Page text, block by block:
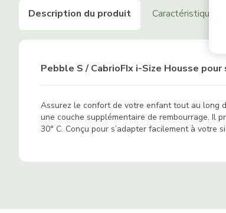
Description du produit
Pebble S / CabrioFIx i-Size Housse
Assurez le confort de votre enfant tout au long
une couche supplémentaire de rembourrage. Il
30° C. Conçu pour s’adapter facilement à votre
Caractéristiques